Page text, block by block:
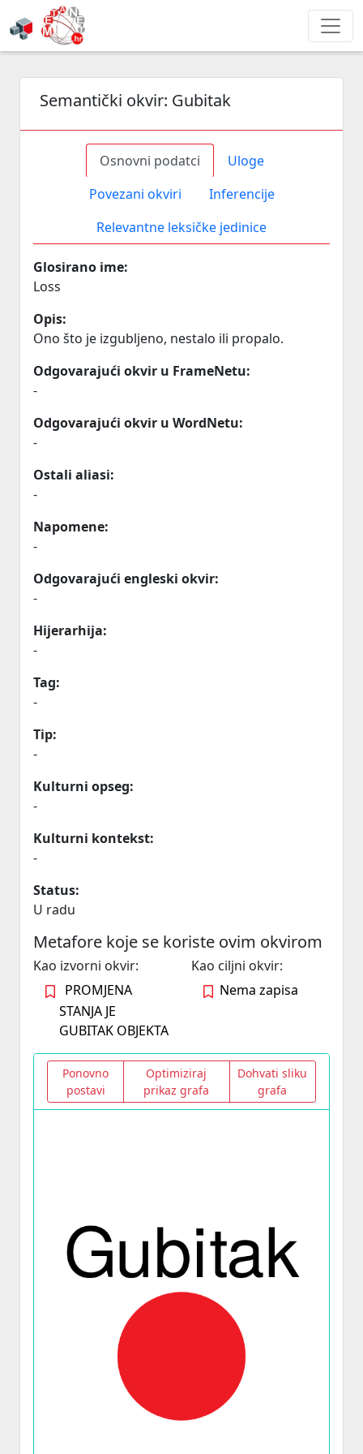
Semantički okvir: Gubitak
Osnovni podatci
Uloge
Povezani okviri
Inferencije
Relevantne leksičke jedinice
Glosirano ime:
Loss
Opis:
Ono što je izgubljeno, nestalo ili propalo.
Odgovarajući okvir u FrameNetu:
-
Odgovarajući okvir u WordNetu:
-
Ostali aliasi:
-
Napomene:
-
Odgovarajući engleski okvir:
-
Hijerarhija:
-
Tag:
-
Tip:
-
Kulturni opseg:
-
Kulturni kontekst:
-
Status:
U radu
Metafore koje se koriste ovim okvirom
Kao izvorni okvir:
PROMJENA
STANJA JE
GUBITAK OBJEKTA
Kao ciljni okvir:
Nema zapisa
Ponovno
postavi
Optimiziraj
prikaz grafa
Dohvati sliku
grafa